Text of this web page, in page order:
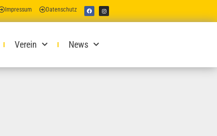
Impressum Datenschutz
Verein News